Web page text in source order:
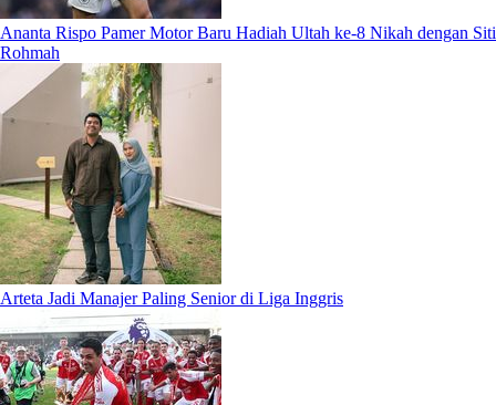
Ananta Rispo Pamer Motor Baru Hadiah Ultah ke-8 Nikah dengan Siti
Rohmah
Arteta Jadi Manajer Paling Senior di Liga Inggris